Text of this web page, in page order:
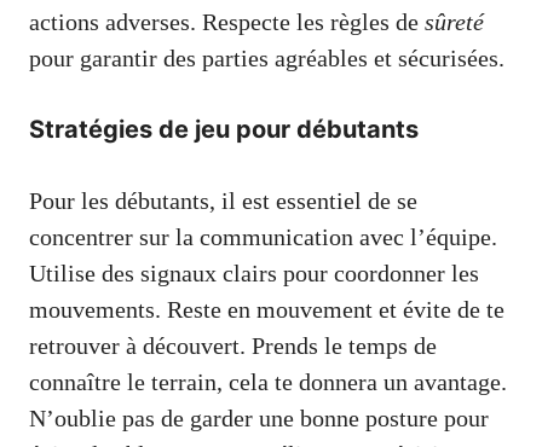
actions adverses. Respecte les règles de sûreté
pour garantir des parties agréables et sécurisées.
Stratégies de jeu pour débutants
Pour les débutants, il est essentiel de se
concentrer sur la communication avec l’équipe.
Utilise des signaux clairs pour coordonner les
mouvements. Reste en mouvement et évite de te
retrouver à découvert. Prends le temps de
connaître le terrain, cela te donnera un avantage.
N’oublie pas de garder une bonne posture pour